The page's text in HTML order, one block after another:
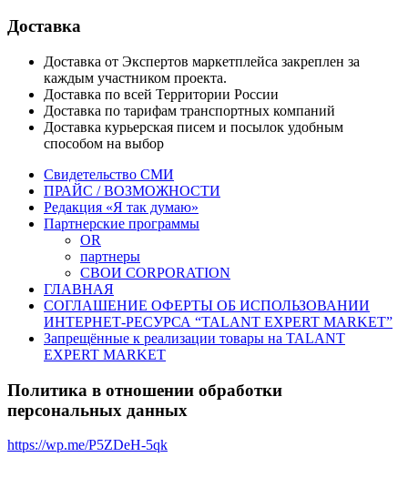
Доставка
Доставка от Экспертов маркетплейса закреплен за
каждым участником проекта.
Доставка по всей Территории России
Доставка по тарифам транспортных компаний
Доставка курьерская писем и посылок удобным
способом на выбор
Свидетельство СМИ
ПРАЙС / ВОЗМОЖНОСТИ
Редакция «Я так думаю»
Партнерские программы
OR
партнеры
СВОИ CORPORATION
ГЛАВНАЯ
СОГЛАШЕНИЕ ОФЕРТЫ ОБ ИСПОЛЬЗОВАНИИ
ИНТЕРНЕТ-РЕСУРСА “TALANT EXPERT MARKET”
Запрещённые к реализации товары на TALANT
EXPERT MARKET
Политика в отношении обработки
персональных данных
https://wp.me/P5ZDeH-5qk